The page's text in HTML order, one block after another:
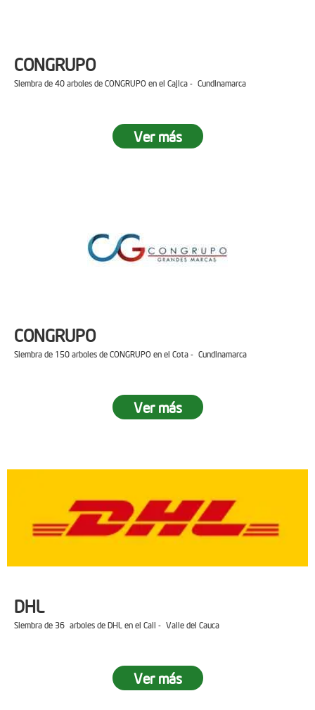
CONGRUPO
Siembra de 40 arboles de CONGRUPO en el Cajica - Cundinamarca
Ver más
CONGRUPO
Siembra de 150 arboles de CONGRUPO en el Cota - Cundinamarca
Ver más
DHL
Siembra de 36 arboles de DHL en el Cali - Valle del Cauca
Ver más